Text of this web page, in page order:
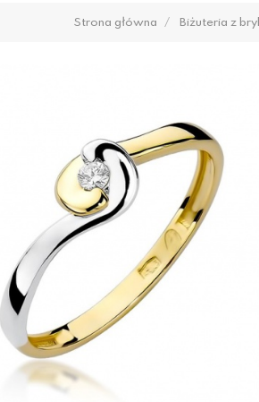
Strona główna Biżuteria z